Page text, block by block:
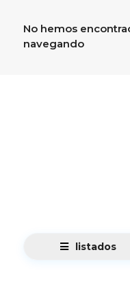
No hemos
navegando
listados